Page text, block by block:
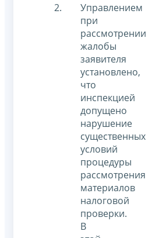
Управлением
при
рассмотрении
жалобы
заявителя
установлено,
что
инспекцией
допущено
нарушение
существенных
условий
процедуры
рассмотрения
материалов
налоговой
проверки.
В